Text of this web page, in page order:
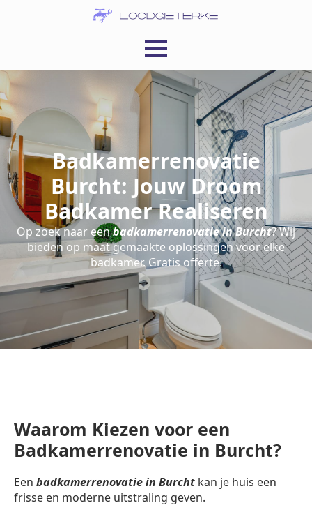
Badkamerrenovatie
Burcht: Jouw Droom
Badkamer Realiseren
Op zoek naar eenbadkamerrenovatie in Burcht? Wij
bieden op maat gemaakte oplossingen voor elke
badkamer. Gratis offerte.
Waarom Kiezen voor een
Badkamerrenovatie in Burcht?
Een badkamerrenovatie in Burcht kan je huis een
frisse en moderne uitstraling geven.